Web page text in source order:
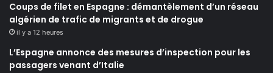
Coups de filet en Espagne : démantèlement d’un réseau
algérien de trafic de migrants et de drogue
il y a 12 heures
L’Espagne annonce des mesures d’inspection pour les
passagers venant d’Italie